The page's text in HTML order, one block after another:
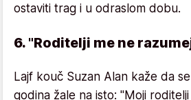
ostaviti trag i u odraslom dobu.
6. "Roditelji me ne
Lajf kouč Suzan Alan kaže da
godina žale na isto: "Moji